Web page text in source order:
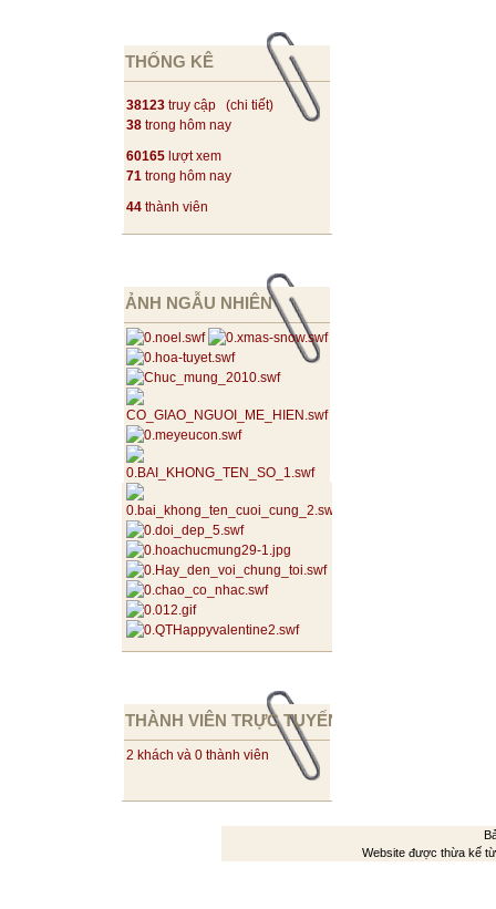
THỐNG KÊ
38123 truy cập (chi tiết)
38 trong hôm nay
60165 lượt xem
71 trong hôm nay
44 thành viên
ẢNH NGẪU NHIÊN
THÀNH VIÊN TRỰC TUYẾN
2 khách và 0 thành viên
Website được thừa kế